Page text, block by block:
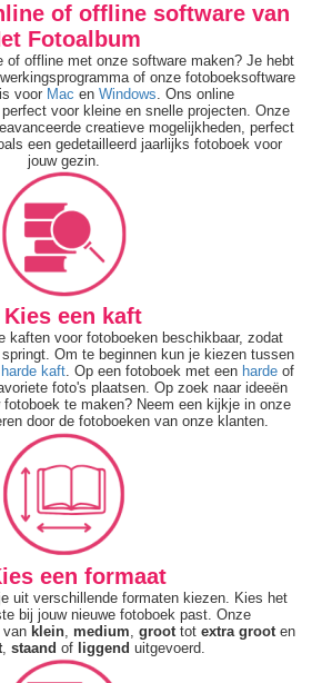
of offline software van
Fotoalbum
of offline met onze software maken? Je hebt
of onze fotoboeksoftware
voor Mac en Windows. Ons online
voor kleine en snelle projecten. Onze
creatieve mogelijkheden, perfect
een gedetailleerd jaarlijks fotoboek voor
jouw gezin.
Kies een kaft
kaften voor fotoboeken beschikbaar, zodat
Om te beginnen kun je kiezen tussen
harde kaft. Op een fotoboek met een harde of
foto's plaatsen. Op zoek naar ideeën
te maken? Neem een kijkje in onze
door de fotoboeken van onze klanten.
een formaat
uit verschillende formaten kiezen. Kies het
bij jouw nieuwe fotoboek past. Onze
van klein, medium, groottot extra grooten
, staand of liggend uitgevoerd.